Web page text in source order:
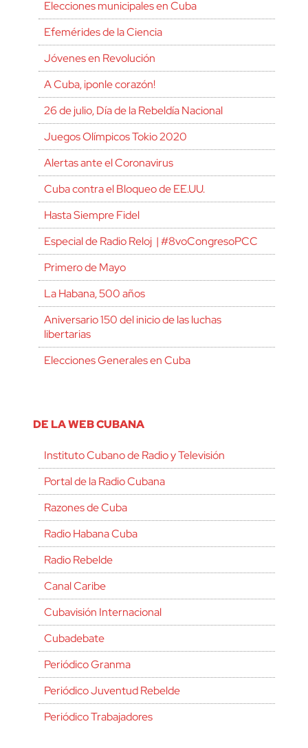
Elecciones municipales en Cuba
Efemérides de la Ciencia
Jóvenes en Revolución
A Cuba, ¡ponle corazón!
26 de julio, Día de la Rebeldía Nacional
Juegos Olímpicos Tokio 2020
Alertas ante el Coronavirus
Cuba contra el Bloqueo de EE.UU.
Hasta Siempre Fidel
Especial de Radio Reloj | #8voCongresoPCC
Primero de Mayo
La Habana, 500 años
Aniversario 150 del inicio de las luchas
libertarias
Elecciones Generales en Cuba
DE LA WEB CUBANA
Instituto Cubano de Radio y Televisión
Portal de la Radio Cubana
Razones de Cuba
Radio Habana Cuba
Radio Rebelde
Canal Caribe
Cubavisión Internacional
Cubadebate
Periódico Granma
Periódico Juventud Rebelde
Periódico Trabajadores